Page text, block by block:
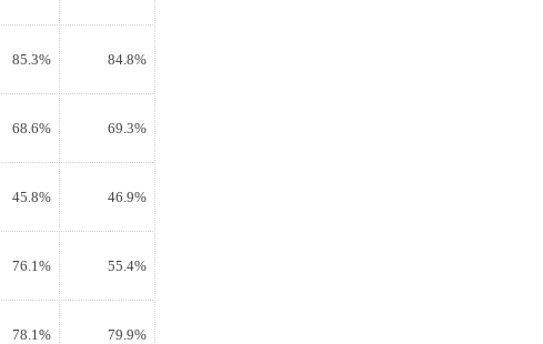
85.3% 84.8%
68.6% 69.3%
45.8% 46.9%
76.1% 55.4%
78.1% 79.9%